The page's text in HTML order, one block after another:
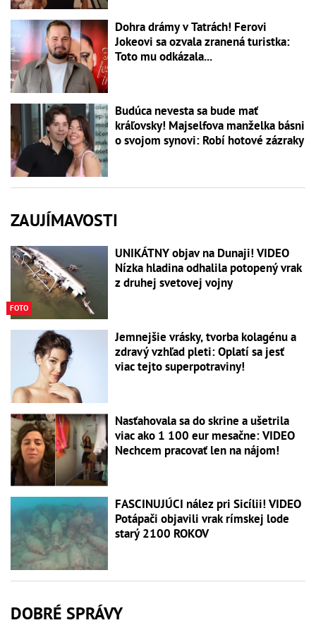
Dohra drámy v Tatrách! Ferovi
Jokeovi sa ozvala zranená turistka:
Toto mu odkázala...
Budúca nevesta sa bude mať
kráľovsky! Majselfova manželka básni
o svojom synovi: Robí hotové zázraky
ZAUJÍMAVOSTI
FOTO
UNIKÁTNY objav na Dunaji! VIDEO
Nízka hladina odhalila potopený vrak
z druhej svetovej vojny
Jemnejšie vrásky, tvorba kolagénu a
zdravý vzhľad pleti: Oplatí sa jesť
viac tejto superpotraviny!
Nasťahovala sa do skrine a ušetrila
viac ako 1 100 eur mesačne: VIDEO
Nechcem pracovať len na nájom!
FASCINUJÚCI nález pri Sicílii! VIDEO
Potápači objavili vrak rímskej lode
starý 2100 ROKOV
DOBRÉ SPRÁVY